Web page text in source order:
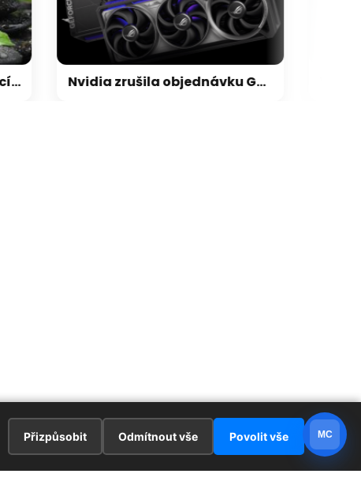
Nvidia zrušila objednávku GeForce RTX 5090 za $4600, Asus ji prý dodá za $5200
Přizpůsobit Odmítnout vše Povolit vše MC